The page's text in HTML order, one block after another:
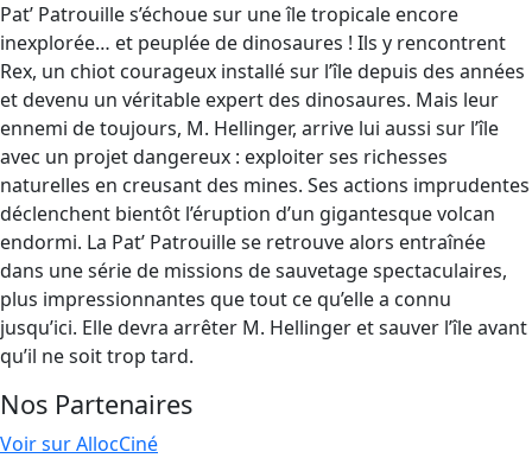
Pat’ Patrouille s’échoue sur une île tropicale encore
inexplorée… et peuplée de dinosaures ! Ils y rencontrent
Rex, un chiot courageux installé sur l’île depuis des années
et devenu un véritable expert des dinosaures. Mais leur
ennemi de toujours, M. Hellinger, arrive lui aussi sur l’île
avec un projet dangereux : exploiter ses richesses
naturelles en creusant des mines. Ses actions imprudentes
déclenchent bientôt l’éruption d’un gigantesque volcan
endormi. La Pat’ Patrouille se retrouve alors entraînée
dans une série de missions de sauvetage spectaculaires,
plus impressionnantes que tout ce qu’elle a connu
jusqu’ici. Elle devra arrêter M. Hellinger et sauver l’île avant
qu’il ne soit trop tard.
Nos Partenaires
Voir sur AllocCiné